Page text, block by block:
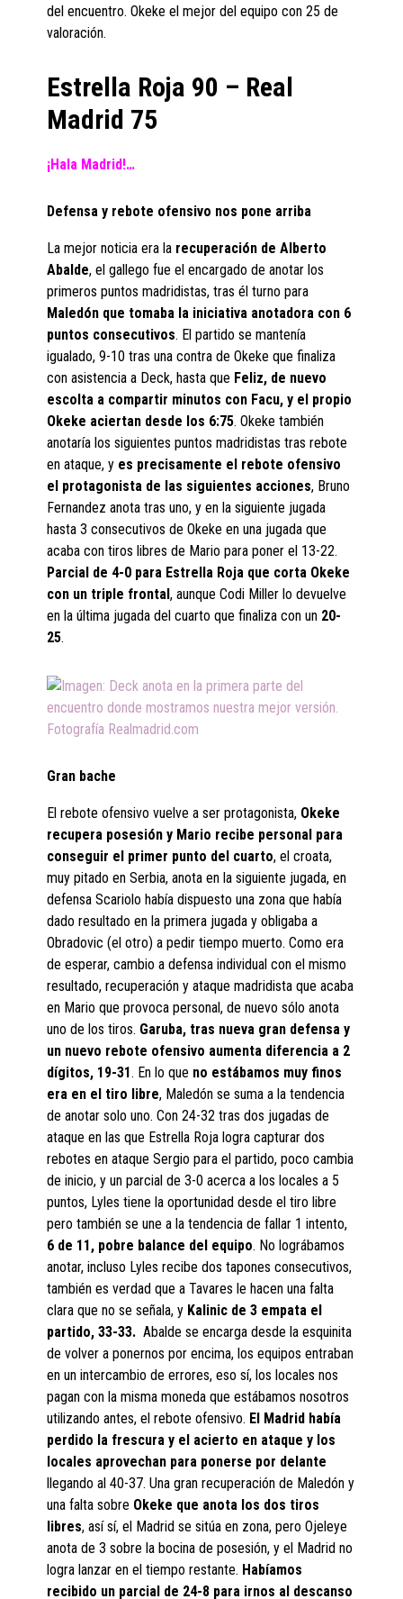
del encuentro. Okeke el mejor del equipo con 25 de
valoración.
Estrella Roja 90 – Real
Madrid 75
¡Hala Madrid!…
Defensa y rebote ofensivo nos pone arriba
La mejor noticia era la recuperación de Alberto
Abalde, el gallego fue el encargado de anotar los
primeros puntos madridistas, tras él turno para
Maledón que tomaba la iniciativa anotadora con 6
puntos consecutivos. El partido se mantenía
igualado, 9-10 tras una contra de Okeke que finaliza
con asistencia a Deck, hasta que Feliz, de nuevo
escolta a compartir minutos con Facu, y el propio
Okeke aciertan desde los 6:75. Okeke también
anotaría los siguientes puntos madridistas tras rebote
en ataque, y es precisamente el rebote ofensivo
el protagonista de las siguientes acciones, Bruno
Fernandez anota tras uno, y en la siguiente jugada
hasta 3 consecutivos de Okeke en una jugada que
acaba con tiros libres de Mario para poner el 13-22.
Parcial de 4-0 para Estrella Roja que corta Okeke
con un triple frontal, aunque Codi Miller lo devuelve
en la última jugada del cuarto que finaliza con un 20-
25.
Gran bache
El rebote ofensivo vuelve a ser protagonista, Okeke
recupera posesión y Mario recibe personal para
conseguir el primer punto del cuarto, el croata,
muy pitado en Serbia, anota en la siguiente jugada, en
defensa Scariolo había dispuesto una zona que había
dado resultado en la primera jugada y obligaba a
Obradovic (el otro) a pedir tiempo muerto. Como era
de esperar, cambio a defensa individual con el mismo
resultado, recuperación y ataque madridista que acaba
en Mario que provoca personal, de nuevo sólo anota
uno de los tiros. Garuba, tras nueva gran defensa y
un nuevo rebote ofensivo aumenta diferencia a 2
dígitos, 19-31. En lo que no estábamos muy finos
era en el tiro libre, Maledón se suma a la tendencia
de anotar solo uno. Con 24-32 tras dos jugadas de
ataque en las que Estrella Roja logra capturar dos
rebotes en ataque Sergio para el partido, poco cambia
de inicio, y un parcial de 3-0 acerca a los locales a 5
puntos, Lyles tiene la oportunidad desde el tiro libre
pero también se une a la tendencia de fallar 1 intento,
6 de 11, pobre balance del equipo. No lográbamos
anotar, incluso Lyles recibe dos tapones consecutivos,
también es verdad que a Tavares le hacen una falta
clara que no se señala, y Kalinic de 3 empata el
partido, 33-33. Abalde se encarga desde la esquinita
de volver a ponernos por encima, los equipos entraban
en un intercambio de errores, eso sí, los locales nos
pagan con la misma moneda que estábamos nosotros
utilizando antes, el rebote ofensivo. El Madrid había
perdido la frescura y el acierto en ataque y los
locales aprovechan para ponerse por delante
llegando al 40-37. Una gran recuperación de Maledón y
una falta sobre Okeke que anota los dos tiros
libres, así sí, el Madrid se sitúa en zona, pero Ojeleye
anota de 3 sobre la bocina de posesión, y el Madrid no
logra lanzar en el tiempo restante. Habíamos
recibido un parcial de 24-8 para irnos al descanso